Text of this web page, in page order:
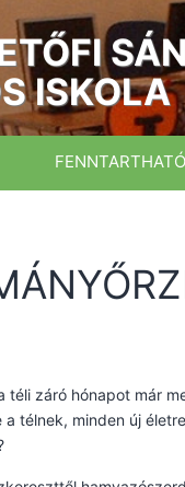
ISKOLA
téli záró hónapot már
télnek, minden új